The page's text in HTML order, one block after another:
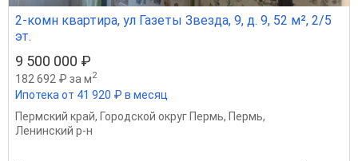
2-комн квартира, ул Газеты Звезда, 9, д. 9, 52 м², 2/5
эт.
9 500 000 ₽
182 692 ₽ за м2
Ипотека от 41 920 ₽ в месяц
Пермский край, Городской округ Пермь, Пермь,
Ленинский р-н